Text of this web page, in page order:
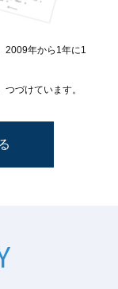
2009年から1年に1
づけています。